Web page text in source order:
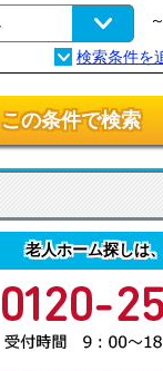
この条件で検索
老人ホーム探しは